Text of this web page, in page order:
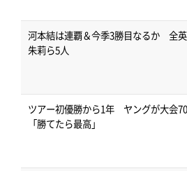
河本結は連覇＆今季3勝目なるか 全
朱莉ら5人
ツアー初優勝から1年 ヤングが大会
「勝てたら最高」